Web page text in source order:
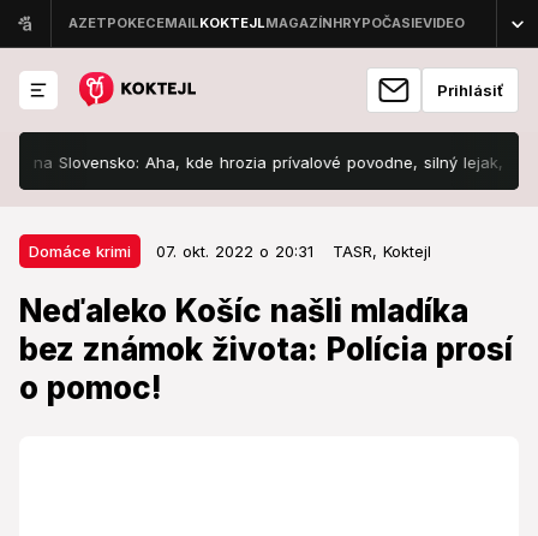
Prihlásiť
Slovensko: Aha, kde hrozia prívalové povodne, silný lejak, vietor aj
Domáce krimi 07. okt. 2022 o 20:31 TASR, Koktejl
Neďaleko Košíc našli mladíka
bez známok života: Polícia prosí
o pomoc!
Domáce krimi 07. okt. 2022 o 20:31
Neďaleko Košíc našli mladíka bez
známok života: Polícia prosí o
pomoc!